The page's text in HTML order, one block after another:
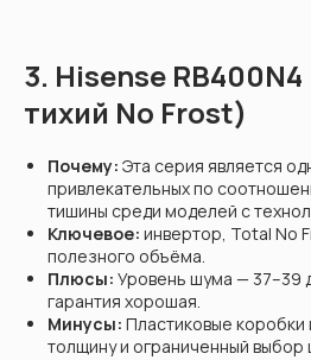
3. Hisense
тихий No Frost)
Почему: Эта серия является
привлекательных по
тишины среди моделей с
Ключевое: инвертор, Total No
полезного объёма.
Плюсы: Уровень шума — 37–39
гарантия хорошая.
Минусы: Пластиковые
толщину и ограниченный выбор